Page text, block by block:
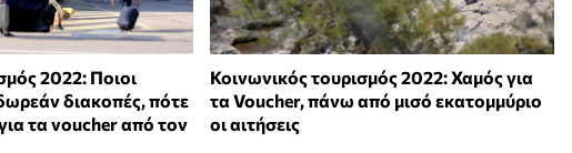
2022: Ποιοι
διακοπές, πότε
τα voucher από τον
Κοινωνικός τουρισμός 2022: Χαμός για
τα Voucher, πάνω από μισό εκατομμύριο
οι αιτήσεις